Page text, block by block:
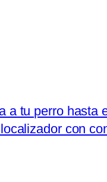
a tu perro hasta
con